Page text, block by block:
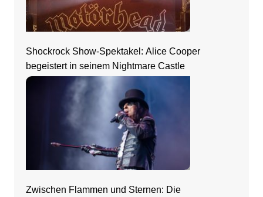
Shockrock Show-Spektakel: Alice Cooper
begeistert in seinem Nightmare Castle
Zwischen Flammen und Sternen: Die